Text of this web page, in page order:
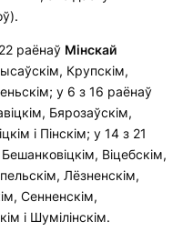
раёнаў Мінскай
Крупскім,
у 6 з 16 раёнаў
Бярозаўскім,
і Пінскім; у 14 з 21
Віцебскім,
Лёзненскім,
Сенненскім,
і Шумілінскім.